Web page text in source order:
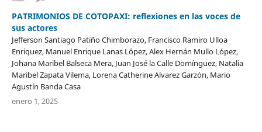
PATRIMONIOS DE COTOPAXI: reflexiones en las voces de
sus actores
Jefferson Santiago Patiño Chimborazo, Francisco Ramiro Ulloa
Enriquez, Manuel Enrique Lanas López, Alex Hernán Mullo López,
Johana Maribel Balseca Mera, Juan José la Calle Domínguez, Natalia
Maribel Zapata Vilema, Lorena Catherine Alvarez Garzón, Mario
Agustín Banda Casa
enero 1, 2025